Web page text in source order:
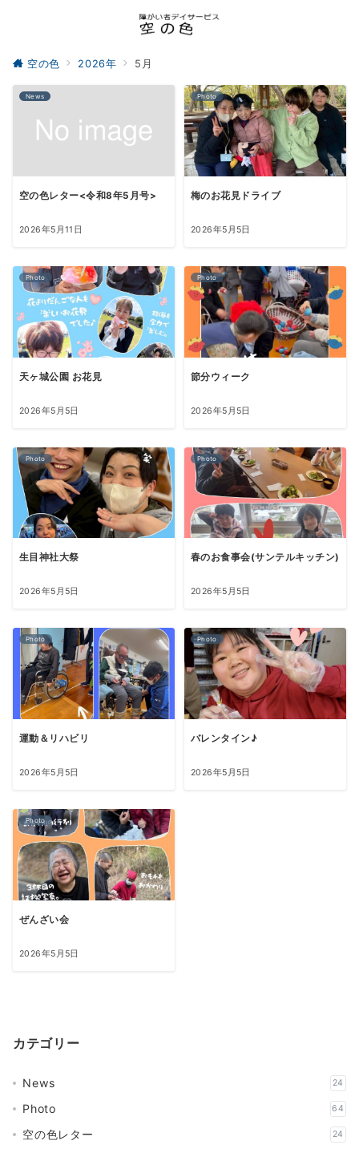
空の色 2026年 5月
News
空の色レター<令和8年5月号>
2026年5月11日
Photo
梅のお花見ドライブ
2026年5月5日
Photo
天ヶ城公園 お花見
2026年5月5日
Photo
節分ウィーク
2026年5月5日
Photo
生目神社大祭
2026年5月5日
Photo
春のお食事会(サンテルキッチン)
2026年5月5日
Photo
運動＆リハビリ
2026年5月5日
Photo
バレンタイン♪
2026年5月5日
Photo
ぜんざい会
2026年5月5日
カテゴリー
News 24
Photo 64
空の色レター 24